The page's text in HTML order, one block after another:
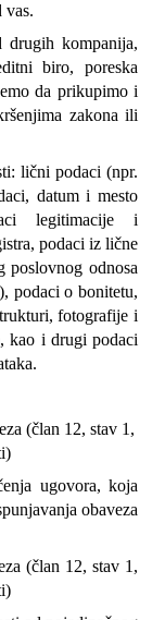
vas.
kompanija,
biro, poreska
da prikupimo i
zakona ili
lični podaci (npr.
datum i mesto
legitimacije i
podaci iz lične
poslovnog odnosa
podaci o bonitetu,
fotografije i
kao i drugi podaci
(član 12, stav 1,
ugovora, koja
obaveza
(član 12, stav 1,